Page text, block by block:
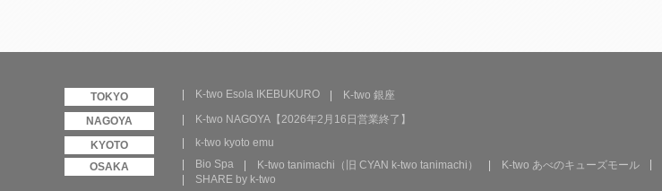
K-two Esola IKEBUKURO
K-two 銀座
K-two NAGOYA【2026年2月16日営業終了】
k-two kyoto emu
Bio Spa
K-two tanimachi（旧 CYAN k-two tanimachi） K-two あべのキューズモール
SHARE by k-two